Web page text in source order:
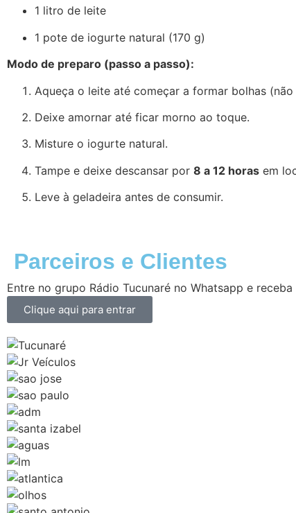
1 litro de leite
1 pote de iogurte natural (170 g)
Modo de preparo (passo a passo):
Aqueça o leite até começar a formar bolhas
Deixe amornar até ficar morno ao toque.
Misture o iogurte natural.
Tampe e deixe descansar por 8 a 12 horas em
Leve à geladeira antes de consumir.
Parceiros e Clientes
Entre no grupo Rádio Tucunaré no Whatsapp e
Clique aqui para entrar